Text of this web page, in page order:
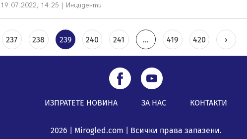
19.07.2022, 14:25 | Инциденти
237 238 239 240 241 ... 419 420 ›
ИЗПРАТЕТЕ НОВИНА ЗА НАС КОНТАКТИ
2026 | Mirogled.com | Всички права запазени.